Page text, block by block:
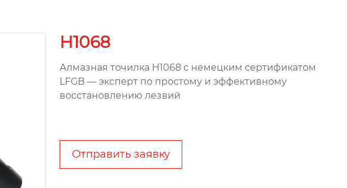
H1068
Алмазная точилка H1068 с немецким сертификатом
LFGB — эксперт по простому и эффективному
восстановлению лезвий
Отправить заявку